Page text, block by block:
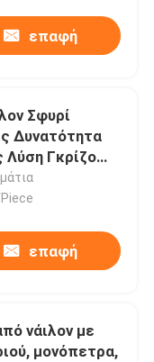
επαφή
Σφυρί
Δυνατότητα
Λύση Γκρίζο
επαφή
νάιλον με
μονόπετρα,